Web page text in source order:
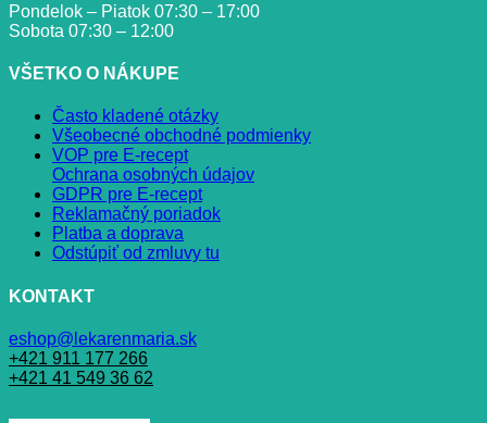
Pondelok – Piatok 07:30 – 17:00
Sobota 07:30 – 12:00
VŠETKO O NÁKUPE
Často kladené otázky
Všeobecné obchodné podmienky
VOP pre E-recept
Ochrana osobných údajov
GDPR pre E-recept
Reklamačný poriadok
Platba a doprava
Odstúpiť od zmluvy tu
KONTAKT
eshop@lekarenmaria.sk
+421 911 177 266
+421 41 549 36 62